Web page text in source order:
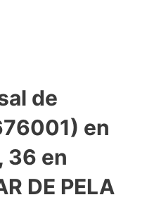
de
en
36 en
DE PELA